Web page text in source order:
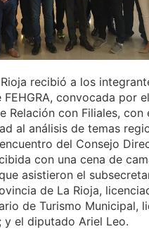
recibió a los
FEHGRA, convocada por el
Relación con Filiales, con
al análisis de temas
del Consejo
con una cena de
asistieron el
de La Rioja,
de Turismo Municipal,
y el diputado Ariel Leo.